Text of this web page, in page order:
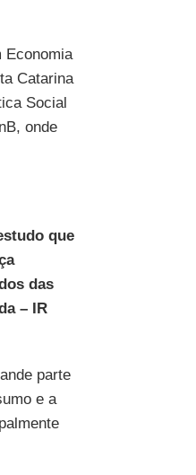
Economia
Catarina
Social
onde
que
das
– IR
parte
e a